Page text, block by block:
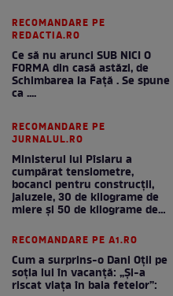
RECOMANDARE PE
REDACTIA.RO
Ce să nu arunci SUB NICI O
FORMA din casă astăzi, de
Schimbarea la Față . Se spune
ca ....
RECOMANDARE PE
JURNALUL.RO
Ministerul lui Pîslaru a
cumpărat tensiometre,
bocanci pentru construcții,
jaluzele, 30 de kilograme de
miere și 50 de kilograme de
RECOMANDARE PE A1.RO
Cum a surprins-o Dani Oțil pe
soția lui în vacanță: „Și-a
riscat viața în baia fetelor”: